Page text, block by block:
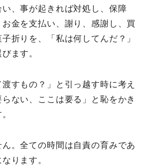
、事が起きれば対処し、保障
金を支払い、謝り、感謝し、買
折りを、「私は何してんだ？」
ます。
渡すもの？」と引っ越す時に考え
ない、ここは要る」と恥をかき
。全ての時間は自責の育みであ
ります。